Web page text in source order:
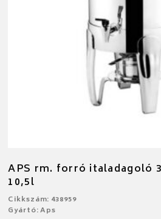
APS rm. forró italadagoló
10,5l
Cikkszám: 438959
Gyártó: Aps